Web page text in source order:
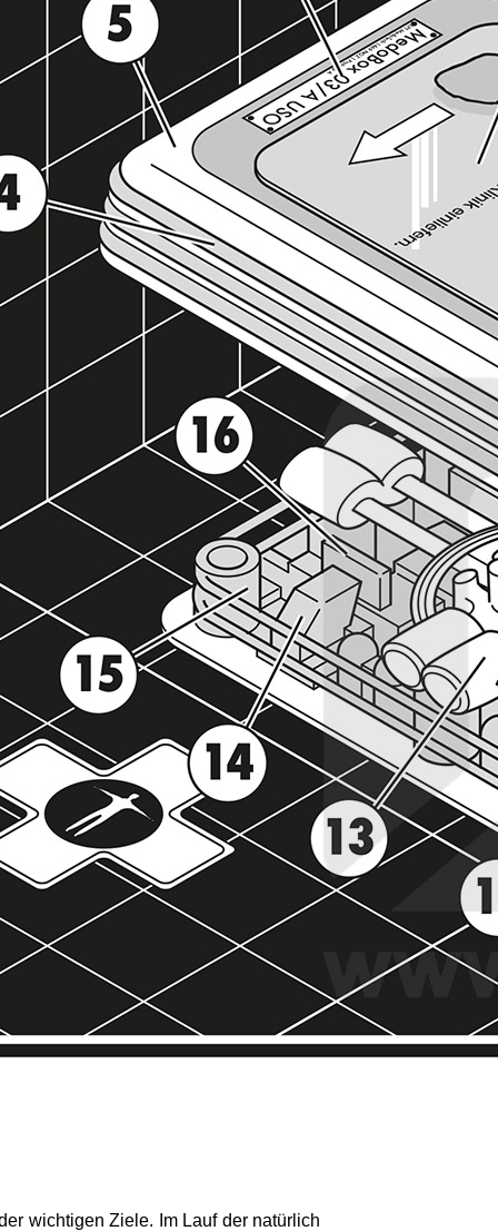
wichtigen Ziele. Im Lauf der natürlich